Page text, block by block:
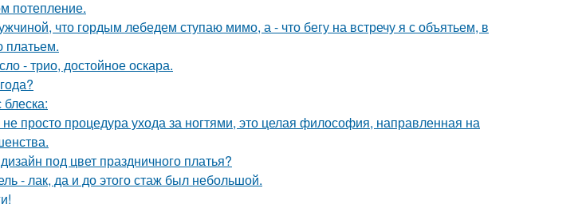
потепление.
что гордым лебедем ступаю мимо, а - что бегу на встречу я с объятьем, в
платьем.
- трио, достойное оскара.
просто процедура ухода за ногтями, это целая философия, направленная на
под цвет праздничного платья?
- лак, да и до этого стаж был небольшой.